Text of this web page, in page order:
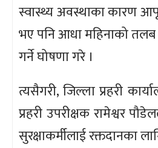
स्वास्थ्य अवस्थाका कारण
भए पनि आधा महिनाको
गर्ने घोषणा गरे ।
त्यसैगरी, जिल्ला प्रहरी
प्रहरी उपरीक्षक रामेश्वर
सुरक्षाकर्मीलाई रक्तदानका